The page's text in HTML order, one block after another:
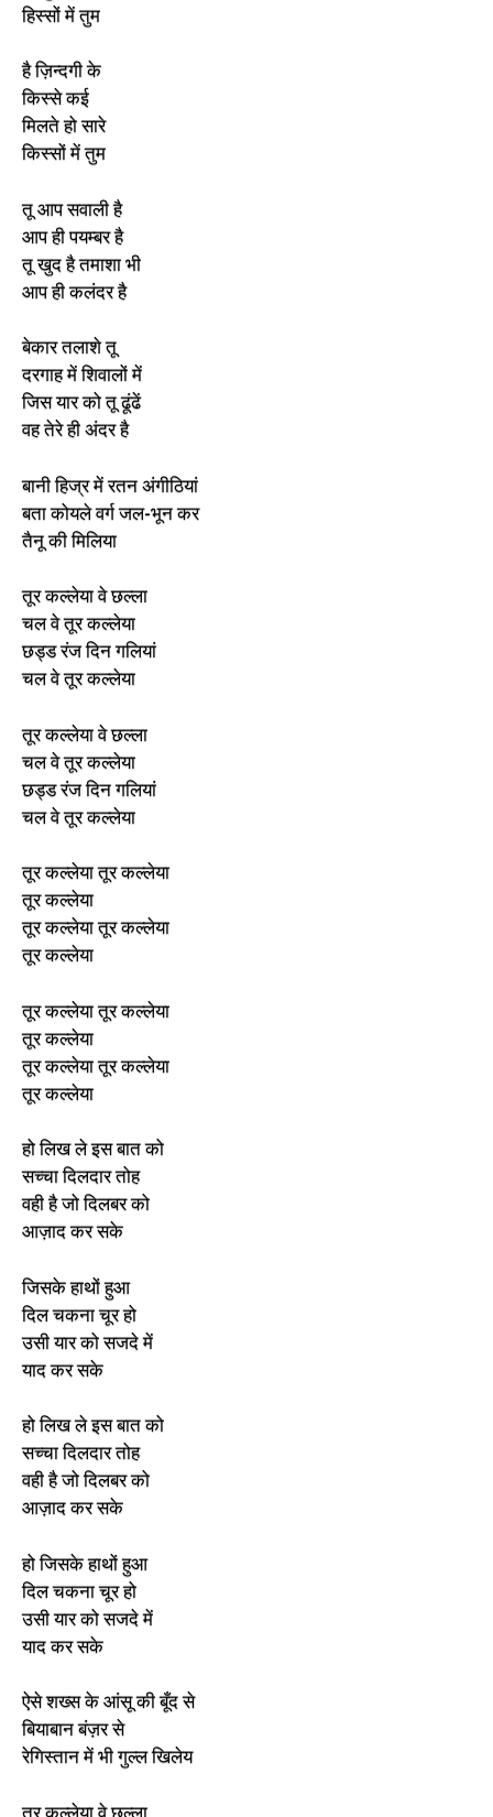
हिस्सों में तुम
है ज़िन्दगी के
किस्से कई
मिलते हो सारे
किस्सों में तुम
तू आप सवाली है
आप ही पयम्बर है
तू खुद है तमाशा भी
आप ही कलंदर है
बेकार तलाशे तू
दरगाह में शिवालों में
जिस यार को तू ढूंढें
वह तेरे ही अंदर है
बानी हिज्र में रतन अंगीठियां
बता कोयले वर्ग जल-भून कर
तैनू की मिलिया
तूर कल्लेया वे छल्ला
चल वे तूर कल्लेया
छड्ड रंज दिन गलियां
चल वे तूर कल्लेया
तूर कल्लेया वे छल्ला
चल वे तूर कल्लेया
छड्ड रंज दिन गलियां
चल वे तूर कल्लेया
तूर कल्लेया तूर कल्लेया
तूर कल्लेया
तूर कल्लेया तूर कल्लेया
तूर कल्लेया
तूर कल्लेया तूर कल्लेया
तूर कल्लेया
तूर कल्लेया तूर कल्लेया
तूर कल्लेया
हो लिख ले इस बात को
सच्चा दिलदार तोह
वही है जो दिलबर को
आज़ाद कर सके
जिसके हाथों हुआ
दिल चकना चूर हो
उसी यार को सजदे में
याद कर सके
हो लिख ले इस बात को
सच्चा दिलदार तोह
वही है जो दिलबर को
आज़ाद कर सके
हो जिसके हाथों हुआ
दिल चकना चूर हो
उसी यार को सजदे में
याद कर सके
ऐसे शख्स के आंसू की बूँद से
बियाबान बंज़र से
रेगिस्तान में भी गुल्ल खिलेय
तूर कल्लेया वे छल्ला